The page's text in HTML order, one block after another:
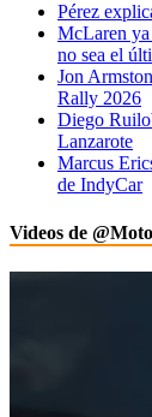
Pérez
McLaren
no sea el
Jon
Rally 2026
Diego
Lanzarote
Marcus
de IndyCar
Videos de